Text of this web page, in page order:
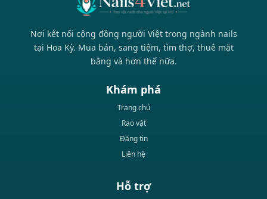
Nơi kết nối cộng đồng người Việt trong ngành nails
tại Hoa Kỳ. Mua bán, sang tiệm, tìm thợ, thuê mặt
bằng và hơn thế nữa.
Khám phá
Trang chủ
Rao vặt
Đăng tin
Liên hệ
Hỗ trợ